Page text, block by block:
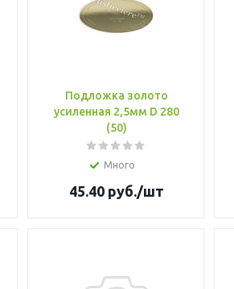
Подложка золото
усиленная 2,5мм D 280
(50)
Много
45.40руб./шт